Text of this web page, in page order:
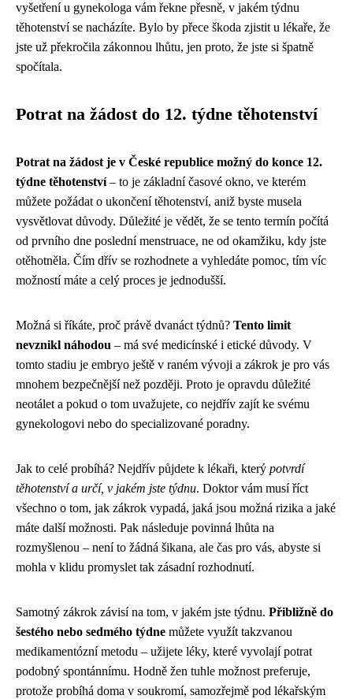
vyšetření u gynekologa vám řekne přesně, v jakém týdnu
těhotenství se nacházíte. Bylo by přece škoda zjistit u lékaře, že
jste už překročila zákonnou lhůtu, jen proto, že jste si špatně
spočítala.
Potrat na žádost do 12. týdne těhotenství
Potrat na žádost je v České republice možný do konce 12.
týdne těhotenství– to je základní časové okno, ve kterém
můžete požádat o ukončení těhotenství, aniž byste musela
vysvětlovat důvody. Důležité je vědět, že se tento termín počítá
od prvního dne poslední menstruace, ne od okamžiku, kdy jste
otěhotněla. Čím dřív se rozhodnete a vyhledáte pomoc, tím víc
možností máte a celý proces je jednodušší.
Možná si říkáte, proč právě dvanáct týdnů? Tento limit
nevznikl náhodou – má své medicínské i etické důvody. V
tomto stadiu je embryo ještě v raném vývoji a zákrok je pro vás
mnohem bezpečnější než později. Proto je opravdu důležité
neotálet a pokud o tom uvažujete, co nejdřív zajít ke svému
gynekologovi nebo do specializované poradny.
Jak to celé probíhá? Nejdřív půjdete k lékaři, který potvrdí
těhotenství a určí, v jakém jste týdnu. Doktor vám musí říct
všechno o tom, jak zákrok vypadá, jaká jsou možná rizika a jaké
máte další možnosti. Pak následuje povinná lhůta na
rozmyšlenou – není to žádná šikana, ale čas pro vás, abyste si
mohla v klidu promyslet tak zásadní rozhodnutí.
Samotný zákrok závisí na tom, v jakém jste týdnu. Přibližně do
šestého nebo sedmého týdne můžete využít takzvanou
medikamentózní metodu – užijete léky, které vyvolají potrat
podobný spontánnímu. Hodně žen tuhle možnost preferuje,
protože probíhá doma v soukromí, samozřejmě pod lékařským